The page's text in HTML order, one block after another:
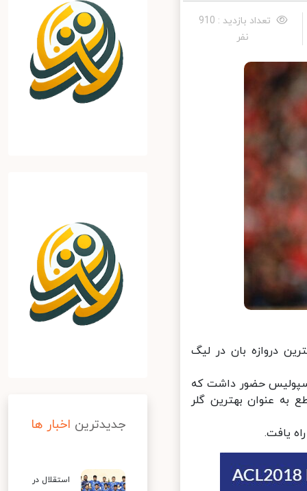
تعداد بازدید : 910
نفر
بهترین دروازه بان در لیگ
پرسپولیس حضور داشت که
آراء به صورت قاطع به عنوان بهترین گلر
جدیدترین اخبار ها
استقلال در